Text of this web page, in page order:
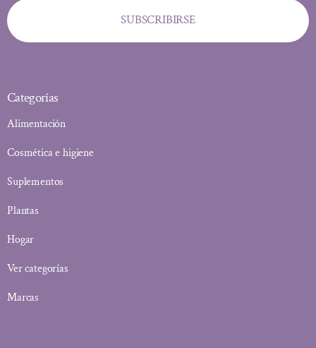
SUBSCRIBIRSE
Categorías
Alimentación
Cosmética e higiene
Suplementos
Plantas
Hogar
Ver categorías
Marcas